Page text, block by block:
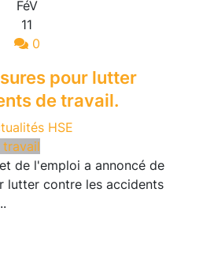
FéV
11
0
pour lutter
de travail.
HSE
de l'emploi a annoncé de
lutter contre les accidents